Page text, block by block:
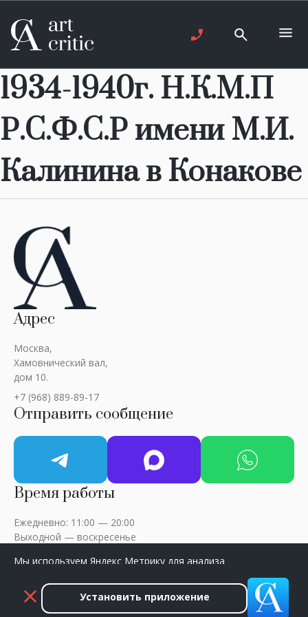
1934-1940г. Н.К.М.П
Р.С.Ф.С.Р имени М.И.
Калинина в Конакове
Адрес
Москва,
Хамовнический вал,
дом 10.
+7 (968) 889-89-17
Отправить сообщение
Время работы
Ежедневно: 11:00 — 20:00
Выходной — воскресенье
ART-CRITIC © 2018 - 2026 / Все права защищены
Установить приложение
Мы используем Яндекс Метрику для анализа
разрешить сбор данных.